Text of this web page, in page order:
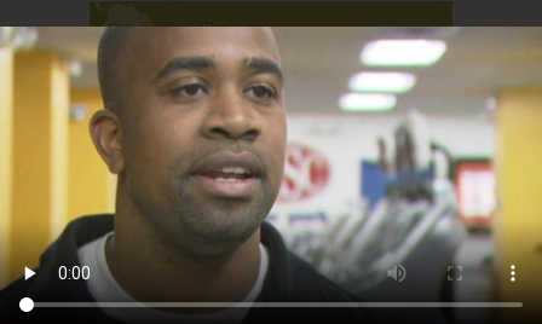
Südamerika
Nordamerika